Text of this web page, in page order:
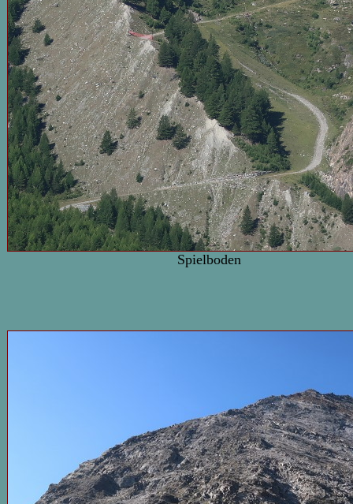
Spielboden